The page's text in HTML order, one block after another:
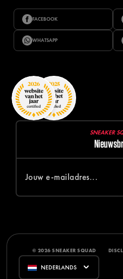
FACEBOOK
WHATSAPP
SNEAKER
© 2026 SNEAKER SQUAD
NEDERLANDS